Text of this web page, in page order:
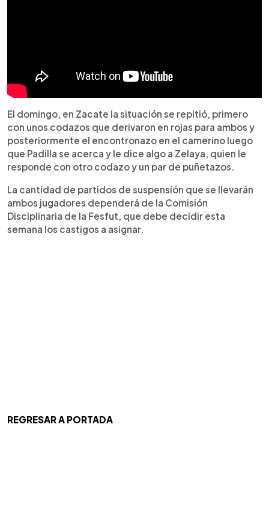
El domingo, en Zacate la situación se repitió, primero
con unos codazos que derivaron en rojas para ambos y
posteriormente el encontronazo en el camerino luego
que Padilla se acerca y le dice algo a Zelaya, quien le
responde con otro codazo y un par de puñetazos.
La cantidad de partidos de suspensión que se llevarán
ambos jugadores dependerá de la Comisión
Disciplinaria de la Fesfut, que debe decidir esta
semana los castigos a asignar.
REGRESAR A PORTADA